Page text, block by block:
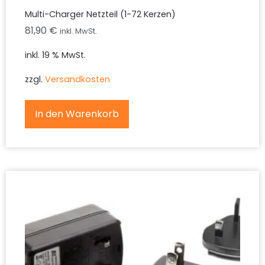
Multi-Charger Netzteil (1-72 Kerzen)
81,90 € inkl. MwSt.
inkl. 19 % MwSt.
zzgl. Versandkosten
In den Warenkorb